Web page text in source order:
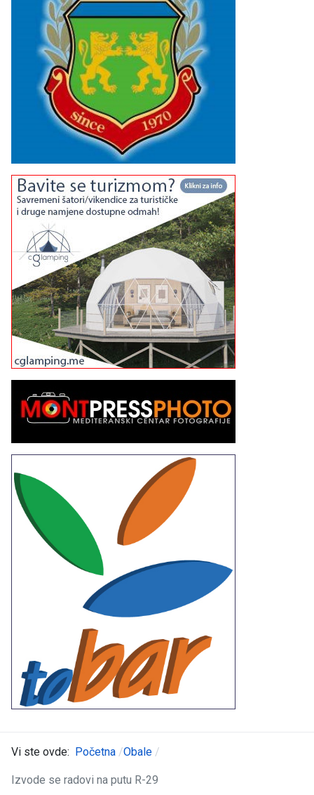
Vi ste ovde: Početna Obale
Izvode se radovi na putu R-29